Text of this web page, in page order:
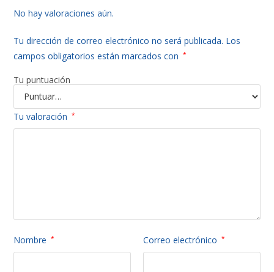
No hay valoraciones aún.
Tu dirección de correo electrónico no será publicada. Los
campos obligatorios están marcados con
*
Tu puntuación
Tu valoración *
Nombre * Correo electrónico *